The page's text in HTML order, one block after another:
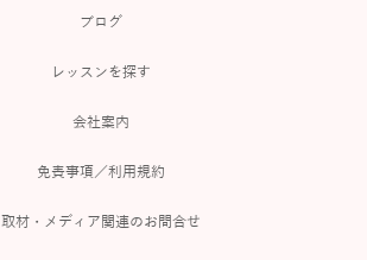
ブログ
レッスンを探す
会社案内
免責事項／利用規約
取材・メディア関連のお問合せ